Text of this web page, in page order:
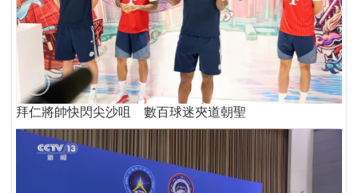
拜仁將帥快閃尖沙咀 數百球迷夾道朝聖